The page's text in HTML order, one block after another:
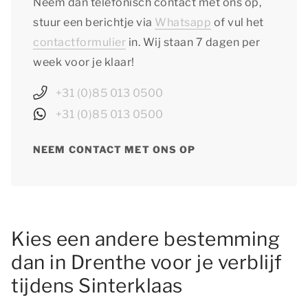
stuur een berichtje via Whatsapp of vul het
contactformulier in. Wij staan 7 dagen per
week voor je klaar!
+31 (0)85 013 0500
+31 (0)85 013 0500
NEEM CONTACT MET ONS OP
Kies een andere bestemming
dan in Drenthe voor je verblijf
tijdens Sinterklaas